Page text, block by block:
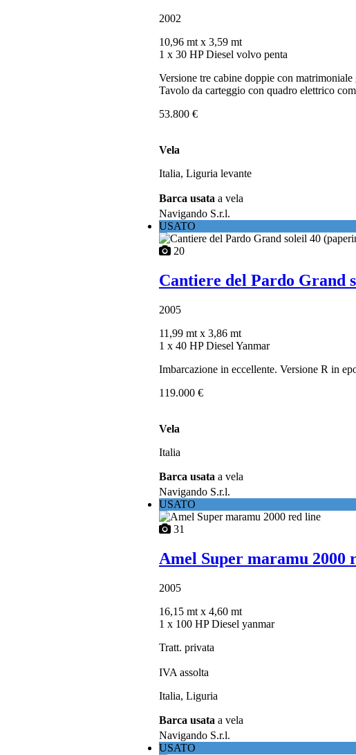
2002
10,96 mt x 3,59 mt
1 x 30 HP Diesel volvo penta
Versione tre cabine doppie con
Tavolo da carteggio con quadro elettrico
53.800 €
Vela
Italia, Liguria levante
Barca usata a vela
Navigando S.r.l.
USATO
20
Cantiere del Pardo Grand
2005
11,99 mt x 3,86 mt
1 x 40 HP Diesel Yanmar
Imbarcazione in eccellente. Versione R in
119.000 €
Vela
Italia
Barca usata a vela
Navigando S.r.l.
USATO
31
Amel Super maramu 2000
2005
16,15 mt x 4,60 mt
1 x 100 HP Diesel yanmar
Tratt. privata
IVA assolta
Italia, Liguria
Barca usata a vela
Navigando S.r.l.
USATO